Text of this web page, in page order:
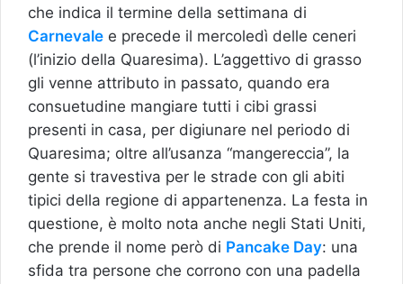
che indica il termine della settimana di
Carnevale e precede il mercoledì delle ceneri
(l’inizio della Quaresima). L’aggettivo di grasso
gli venne attributo in passato, quando era
consuetudine mangiare tutti i cibi grassi
presenti in casa, per digiunare nel periodo di
Quaresima; oltre all’usanza “mangereccia”, la
gente si travestiva per le strade con gli abiti
tipici della regione di appartenenza. La festa in
questione, è molto nota anche negli Stati Uniti,
che prende il nome però di Pancake Day: una
sfida tra persone che corrono con una padella